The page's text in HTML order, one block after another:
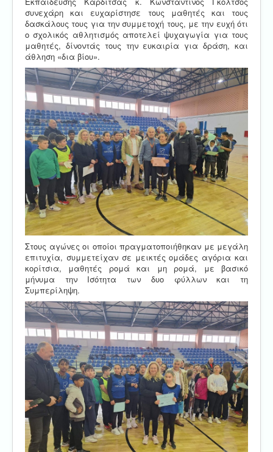
συνεχάρη και ευχαρίστησε τους μαθητές και τους
δασκάλους τους για την συμμετοχή τους, με την ευχή ότι
ο σχολικός αθλητισμός αποτελεί ψυχαγωγία για τους
μαθητές, δίνοντάς τους την ευκαιρία για δράση, και
άθληση «δια βίου».
Στους αγώνες οι οποίοι πραγματοποιήθηκαν με μεγάλη
επιτυχία, συμμετείχαν σε μεικτές ομάδες αγόρια και
κορίτσια, μαθητές ρομά και μη ρομά, με βασικό
μήνυμα την Ισότητα των δυο φύλλων και τη
Συμπερίληψη.